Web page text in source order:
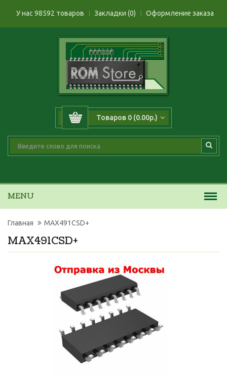
У нас 98592 товаров Закладки (0) Оформление заказа
Товаров 0 (0.00р.)
MENU
MAX491CSD+
Главная MAX491CSD+